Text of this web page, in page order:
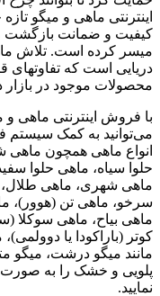
اینترنتی ماهی و میگو
کیفیت و ضمانت بازگشت
میسر کرده است. تلاش
دریایی است که تفاوتهای
محصولات موجود در بازار
با فروش اینترنتی ماهی
می‌توانید به کمک سیستم
انواع ماهی همچون
حلوا سیاه، ماهی حلوا
ماهی شهری، ماهی
سرخو، ماهی تن (هوور)،
ماهی بیاح، ماهی سوکلا
کوتر (باراکودا یا
مانند میگو درشت، میگو
پلویی و خشک را به صورت
نمایید.